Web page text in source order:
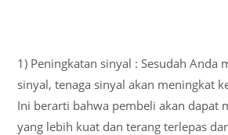
1) Peningkatan sinyal : Sesudah Anda
sinyal, tenaga sinyal akan meningkat
Ini berarti bahwa pembeli akan dapat
yang lebih kuat dan terang terlepas